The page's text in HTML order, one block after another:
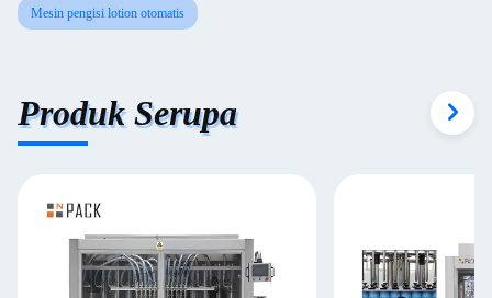
Mesin pengisi lotion otomatis
Produk Serupa